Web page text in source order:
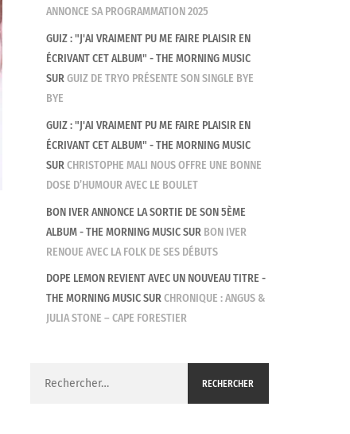
ANNONCE SA PROGRAMMATION 2025
GUIZ : "J'AI VRAIMENT PU ME FAIRE PLAISIR EN
ÉCRIVANT CET ALBUM" - THE MORNING MUSIC
SURGUIZ DE TRYO PRÉSENTE SON SINGLE BYE
BYE
GUIZ : "J'AI VRAIMENT PU ME FAIRE PLAISIR EN
ÉCRIVANT CET ALBUM" - THE MORNING MUSIC
SURCHRISTOPHE MALI NOUS OFFRE UNE BONNE
DOSE D’HUMOUR AVEC LE BOULET
BON IVER ANNONCE LA SORTIE DE SON 5ÈME
ALBUM - THE MORNING MUSICSUR BON IVER
RENOUE AVEC LA FOLK DE SES DÉBUTS
DOPE LEMON REVIENT AVEC UN NOUVEAU TITRE -
THE MORNING MUSICSURCHRONIQUE : ANGUS &
JULIA STONE – CAPE FORESTIER